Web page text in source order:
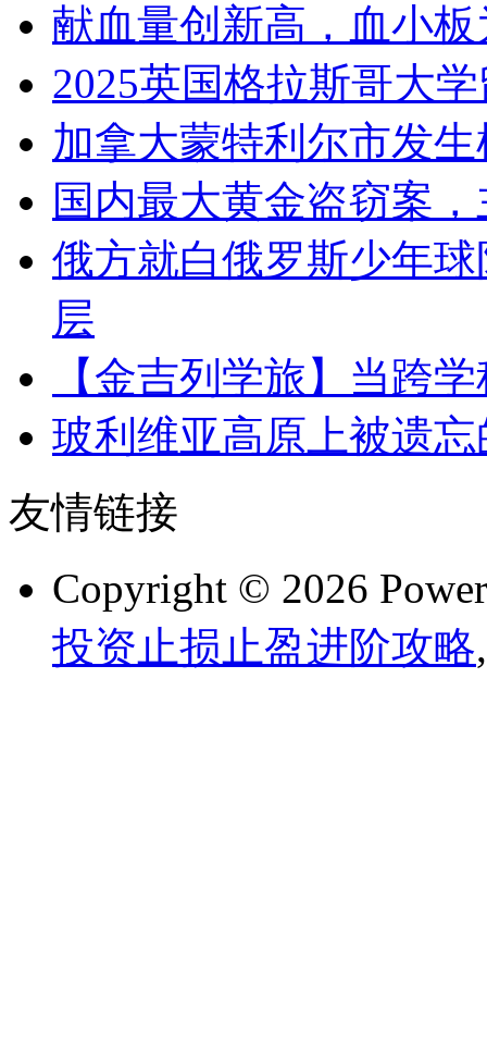
献血量创新高，血小
2025英国格拉斯哥大
加拿大蒙特利尔市发
国内最大黄金盗窃案
俄方就白俄罗斯少年
层
【金吉列学旅】当跨
玻利维亚高原上被遗忘
友情链接
Copyright © 2026
投资止损止盈进阶攻略,